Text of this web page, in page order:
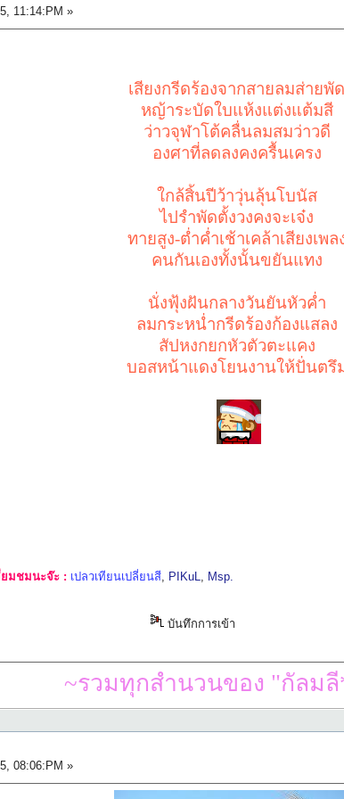
11:14:PM »
เสียงกรีดร้องจากสายลมส่ายพัด
หญ้าระบัดใบแห้งแต่งแต้มสี
ว่าวจุฬาโต้คลื่นลมสมว่าวดี
องศาที่ลดลงคงครื้นเครง
ใกล้สิ้นปีว้าวุ่นลุ้นโบนัส
ไปรำพัดตั้งวงคงจะเจ๋ง
ทายสูง-ต่ำค่ำเช้าเคล้าเสียงเพล
คนกันเองทั้งนั้นขยันแทง
นั่งฟุ้งฝันกลางวันยันหัวค่ำ
ลมกระหน่ำกรีดร้องก้องแสลง
สัปหงกยกหัวตัวตะแคง
บอสหน้าแดงโยนงานให้ปั่นตรึ
มชมนะจ๊ะ : เปลวเทียนเปลี่ยนสี, PIKuL, Msp.
บันทึกการเข้า
~รวมทุกสำนวนของ "กัลม
08:06:PM »